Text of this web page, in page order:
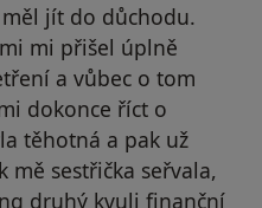
jít do důchodu.
mi přišel úplně
a vůbec o tom
dokonce říct o
těhotná a pak už
mě sestřička seřvala,
druhý kvuli finanční